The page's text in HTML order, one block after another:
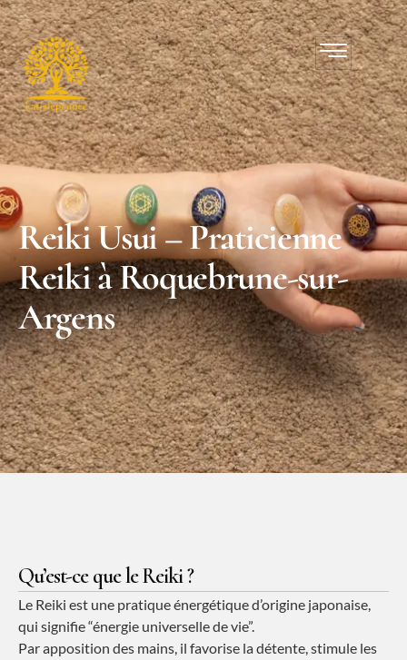
Reiki Usui – Praticienne
Reiki à Roquebrune-sur-
Argens
Qu’est-ce que le Reiki ?
Le Reiki est une pratique énergétique d’origine japonaise,
qui signifie “énergie universelle de vie”.
Par apposition des mains, il favorise la détente, stimule les